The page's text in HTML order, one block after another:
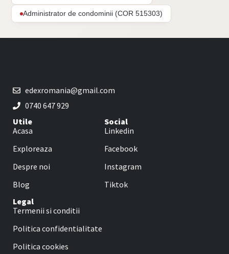
Administrator de condominii (COR 515303)
edexromania@gmail.com
0740 647 929
Utile
Acasa
Exploreaza
Despre noi
Blog
Social
Linkedin
Facebook
Instagram
Tiktok
Legal
Termenii si conditii
Politica confidentialitate
Politica cookies